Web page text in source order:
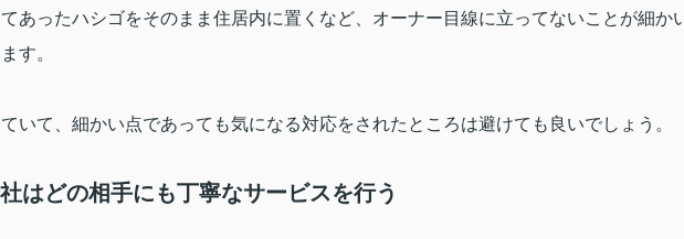
あったハシゴをそのまま住居内に置くなど、オーナー目線に立ってないことが細か
す。
いて、細かい点であっても気になる対応をされたところは避けても良いでしょう。
はどの相手にも丁寧なサービスを行う